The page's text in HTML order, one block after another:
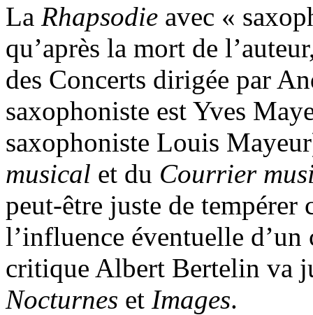
La Rhapsodie avec «
qu’après la mort de
des Concerts dirigée par
saxophoniste est Yves
saxophoniste Louis
musical et du Courrier
peut-être juste de
l’influence éventuelle
critique Albert Bertelin va
Nocturnes et Images.